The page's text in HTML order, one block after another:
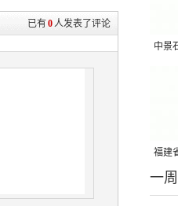
已有0 人发表了评论
中景
吨
福建
国县
一